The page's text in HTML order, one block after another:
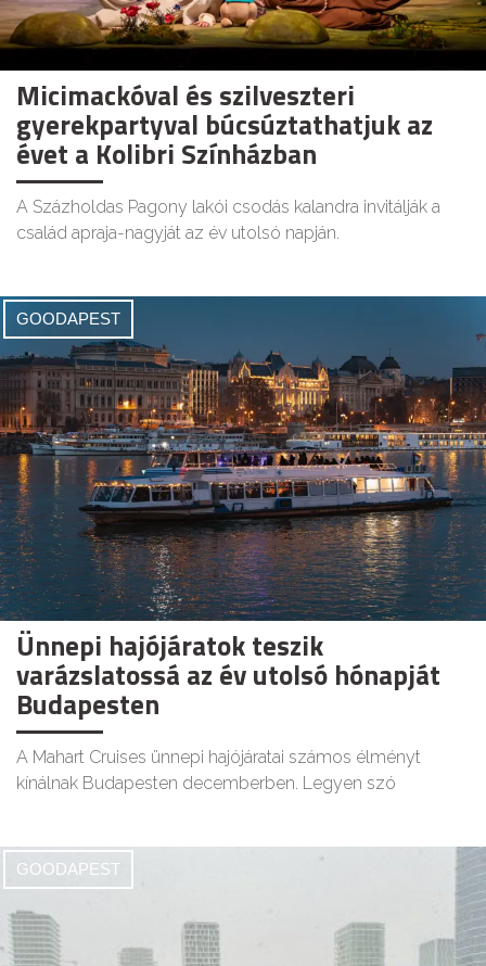
Micimackóval és szilveszteri
gyerekpartyval búcsúztathatjuk az
évet a Kolibri Színházban
A Százholdas Pagony lakói csodás kalandra invitálják a
család apraja-nagyját az év utolsó napján.
GOODAPEST
Ünnepi hajójáratok teszik
varázslatossá az év utolsó hónapját
Budapesten
A Mahart Cruises ünnepi hajójáratai számos élményt
kínálnak Budapesten decemberben. Legyen szó
GOODAPEST